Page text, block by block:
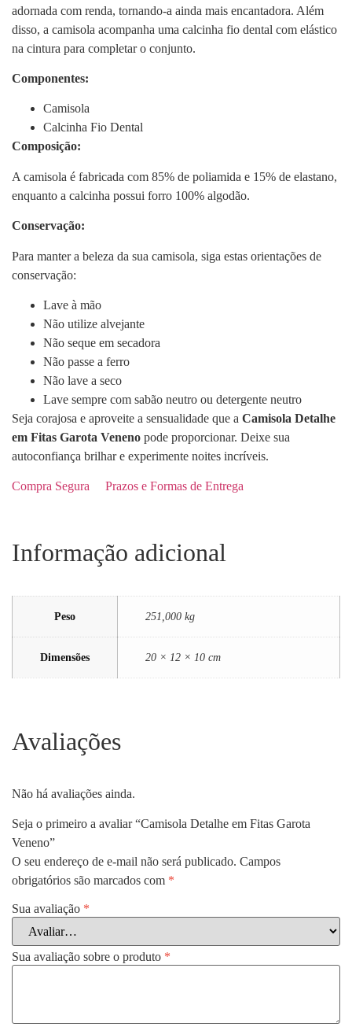
adornada com renda, tornando-a ainda mais encantadora. Além
disso, a camisola acompanha uma calcinha fio dental com elástico
na cintura para completar o conjunto.
Componentes:
Camisola
Calcinha Fio Dental
Composição:
A camisola é fabricada com 85% de poliamida e 15% de elastano,
enquanto a calcinha possui forro 100% algodão.
Conservação:
Para manter a beleza da sua camisola, siga estas orientações de
conservação:
Lave à mão
Não utilize alvejante
Não seque em secadora
Não passe a ferro
Não lave a seco
Lave sempre com sabão neutro ou detergente neutro
Seja corajosa e aproveite a sensualidade que a Camisola Detalhe
em Fitas Garota Veneno pode proporcionar. Deixe sua
autoconfiança brilhar e experimente noites incríveis.
Compra Segura Prazos e Formas de Entrega
Informação adicional
Peso 251,000 kg
Dimensões 20 × 12 × 10 cm
Avaliações
Não há avaliações ainda.
Seja o primeiro a avaliar “Camisola Detalhe em Fitas Garota
Veneno”
O seu endereço de e-mail não será publicado. Campos
obrigatórios são marcados com *
Sua avaliação *
Sua avaliação sobre o produto *